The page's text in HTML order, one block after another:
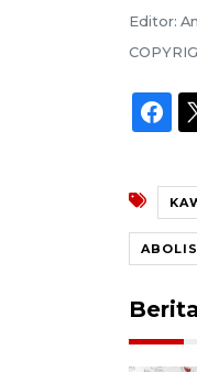
Editor: